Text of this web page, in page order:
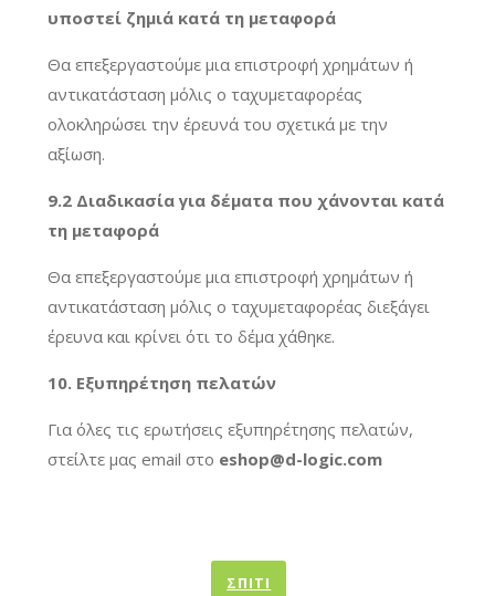
υποστεί ζημιά κατά τη μεταφορά
Θα επεξεργαστούμε μια επιστροφή χρημάτων ή
αντικατάσταση μόλις ο ταχυμεταφορέας
ολοκληρώσει την έρευνά του σχετικά με την
αξίωση.
9.2 Διαδικασία για δέματα που χάνονται κατά
τη μεταφορά
Θα επεξεργαστούμε μια επιστροφή χρημάτων ή
αντικατάσταση μόλις ο ταχυμεταφορέας διεξάγει
έρευνα και κρίνει ότι το δέμα χάθηκε.
10. Εξυπηρέτηση πελατών
Για όλες τις ερωτήσεις εξυπηρέτησης πελατών,
στείλτε μας email στο eshop@d-logic.com
ΣΠΊΤΙ